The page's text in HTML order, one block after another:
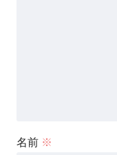
名前 ※